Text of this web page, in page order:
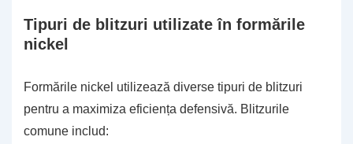
Tipuri de blitzuri utilizate în formările
nickel
Formările nickel utilizează diverse tipuri de blitzuri
pentru a maximiza eficiența defensivă. Blitzurile
comune includ: